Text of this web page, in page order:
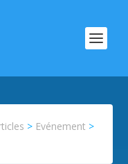
> Evénement >